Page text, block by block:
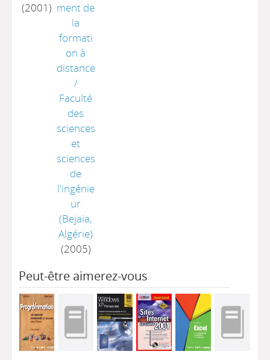
(2001) ment de
la
formati
on à
distance
/
Faculté
des
sciences
et
sciences
de
l'ingénie
ur
(Bejaia,
Algérie)
(2005)
Peut-être aimerez-vous